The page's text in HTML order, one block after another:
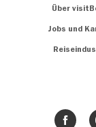
Über
Jobs und
sind
für Sie da.
Tickets
Insidertipps